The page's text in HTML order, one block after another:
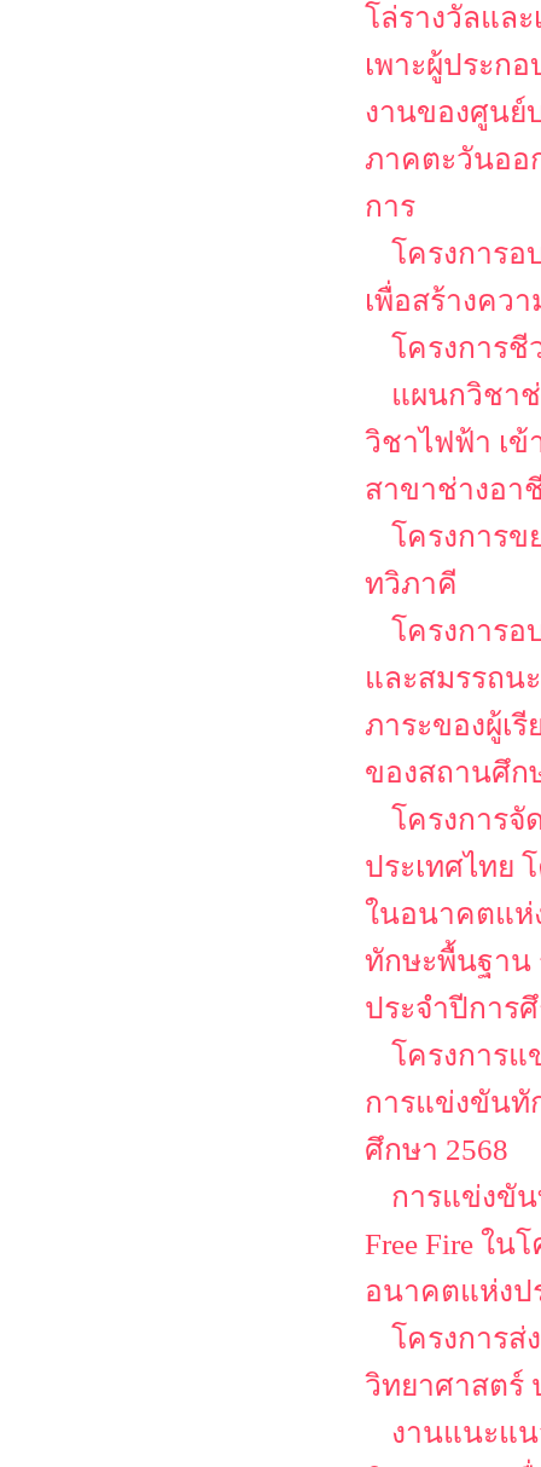
โล่รางวัลแล
เพาะผู้ประก
งานของศูนย์
ภาคตะวันออ
การ
โครงการ
เพื่อสร้างคว
โครงการชี
แผนกวิชา
วิชาไฟฟ้า เ
สาขาช่างอา
โครงการข
ทวิภาคี
โครงการ
และสมรรถน
ภาระของผู้เ
ของสถานศึก
โครงการ
ประเทศไทย
ในอนาคตแห่
ทักษะพื้นฐาน
ประจำปีการ
โครงการ
การแข่งขันทั
ศึกษา 2568
การแข่งขัน
Free Fire ใ
อนาคตแห่งป
โครงการส่
วิทยาศาสตร์
งานแนะแ